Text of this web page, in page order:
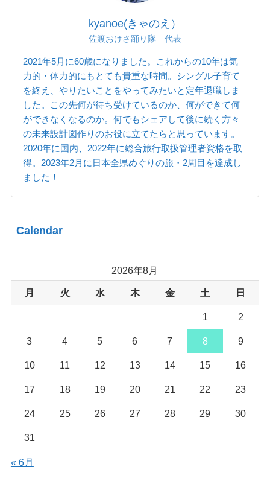
kyanoe(きゃのえ）
佐渡おけさ踊り隊 代表
2021年5月に60歳になりました。これからの10年は気
力的・体力的にもとても貴重な時間。シングル子育て
を終え、やりたいことをやってみたいと定年退職しま
した。この先何が待ち受けているのか、何ができて何
ができなくなるのか。何でもシェアして後に続く方々
の未来設計図作りのお役に立てたらと思っています。
2020年に国内、2022年に総合旅行取扱管理者資格を取
得。2023年2月に日本全県めぐりの旅・2周目を達成し
ました！
Calendar
2026年8月
月 火 水 木 金 土 日
1 2
3 4 5 6 7 8 9
10 11 12 13 14 15 16
17 18 19 20 21 22 23
24 25 26 27 28 29 30
31
« 6月